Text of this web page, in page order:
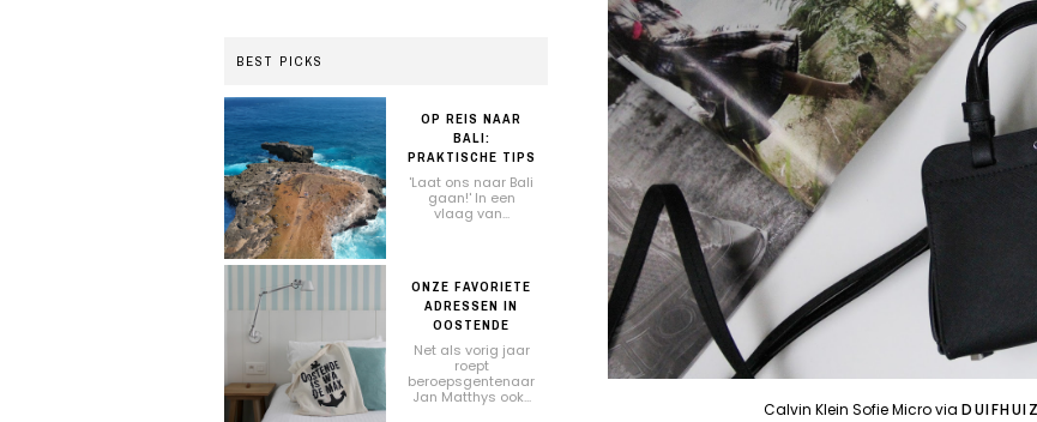
Calvin Klein Sofie Micro via
BEST PICKS
OP REIS NAAR
BALI:
PRAKTISCHE TIPS
'Laat ons naar Bali
gaan!' In een
vlaag van...
ONZE FAVORIETE
ADRESSEN IN
OOSTENDE
Net als vorig jaar
roept
beroepsgentenaar
Jan Matthys ook...